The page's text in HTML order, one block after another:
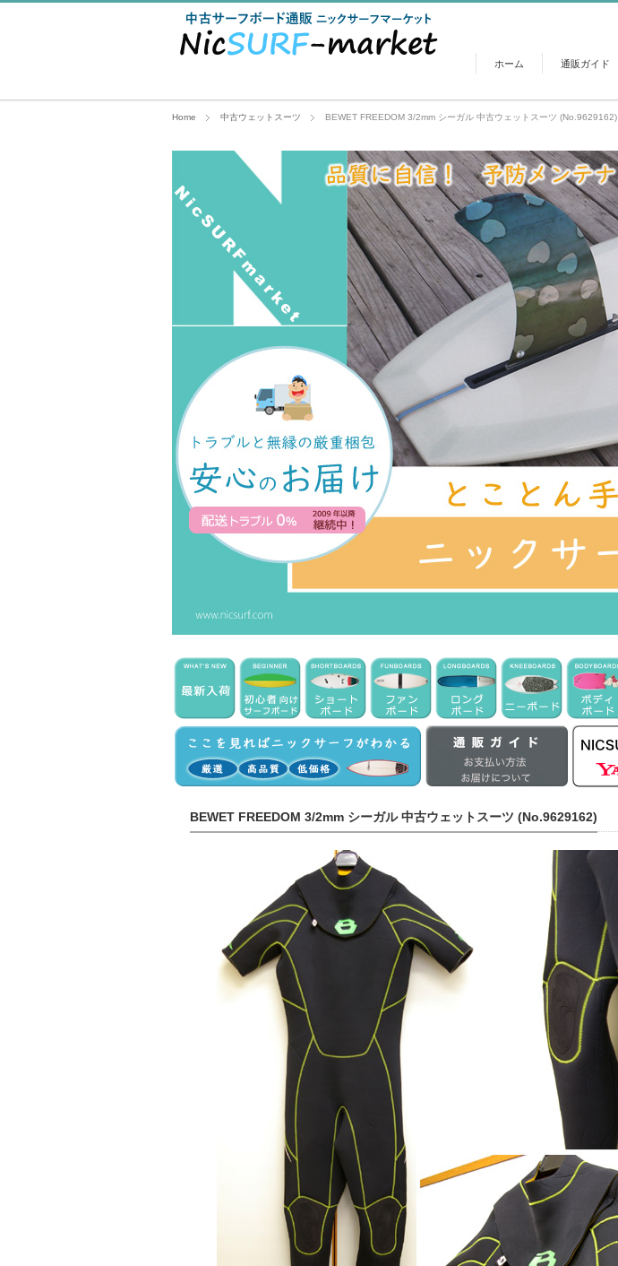
ホーム 通販ガイド
Home 中古ウェットスーツ BEWET FREEDOM 3/2mm シーガル 中古ウェットスーツ (No.9629162)
BEWET FREEDOM 3/2mm シーガル 中古ウェットスーツ (No.9629162)